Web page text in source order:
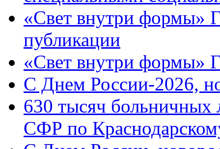
«Свет внутри формы»
публикации
«Свет внутри формы»
C Днем России-2026,
630 тысяч больничных
СФР по